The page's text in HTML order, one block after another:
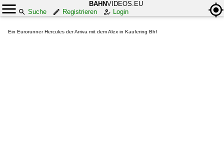
BAHNVIDEOS.EU
Suche
Registrieren Login
Ein Eurorunner Hercules der Arriva mit dem Alex in Kaufering Bhf